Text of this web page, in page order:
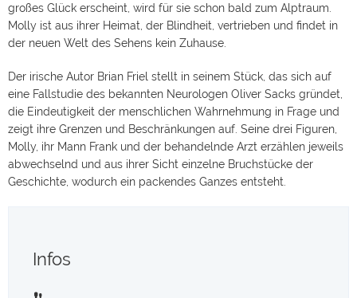
großes Glück erscheint, wird für sie schon bald zum Alptraum.
Molly ist aus ihrer Heimat, der Blindheit, vertrieben und findet in
der neuen Welt des Sehens kein Zuhause.
Der irische Autor Brian Friel stellt in seinem Stück, das sich auf
eine Fallstudie des bekannten Neurologen Oliver Sacks gründet,
die Eindeutigkeit der menschlichen Wahrnehmung in Frage und
zeigt ihre Grenzen und Beschränkungen auf. Seine drei Figuren,
Molly, ihr Mann Frank und der behandelnde Arzt erzählen jeweils
abwechselnd und aus ihrer Sicht einzelne Bruchstücke der
Geschichte, wodurch ein packendes Ganzes entsteht.
Infos